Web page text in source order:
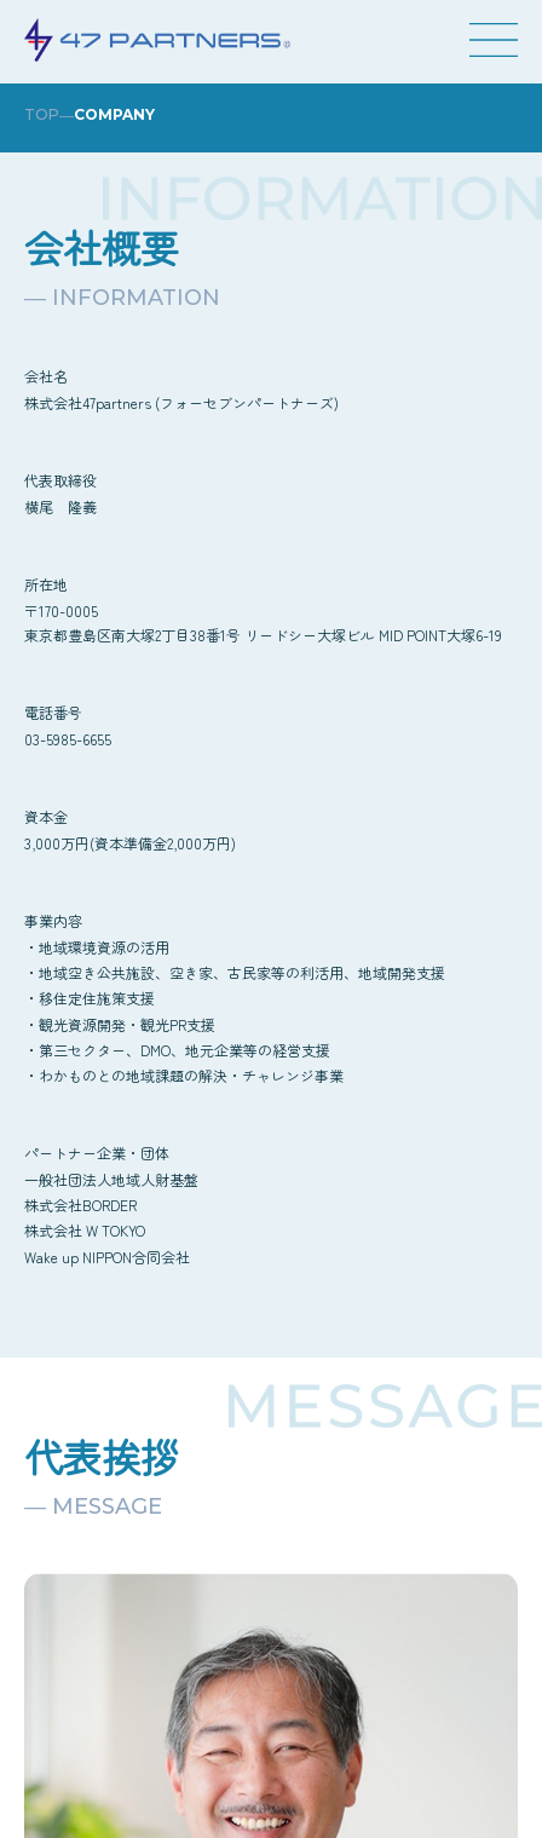
TOP―COMPANY
会社概要
― INFORMATION
会社名
株式会社47partners (フォーセブンパートナーズ)
代表取締役
横尾 隆義
所在地
〒170-0005
東京都豊島区南大塚2丁目38番1号 リードシー大塚ビル MID POINT大塚6-19
電話番号
03-5985-6655
資本金
3,000万円(資本準備金2,000万円)
事業内容
・地域環境資源の活用
・地域空き公共施設、空き家、古民家等の利活用、地域開発支援
・移住定住施策支援
・観光資源開発・観光PR支援
・第三セクター、DMO、地元企業等の経営支援
・わかものとの地域課題の解決・チャレンジ事業
パートナー企業・団体
一般社団法人地域人財基盤
株式会社BORDER
株式会社 W TOKYO
Wake up NIPPON合同会社
代表挨拶
― MESSAGE